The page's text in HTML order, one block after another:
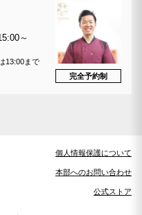
～
13:00まで
完全予約制
個人情報保護について
本部へのお問い合わせ
公式ストア